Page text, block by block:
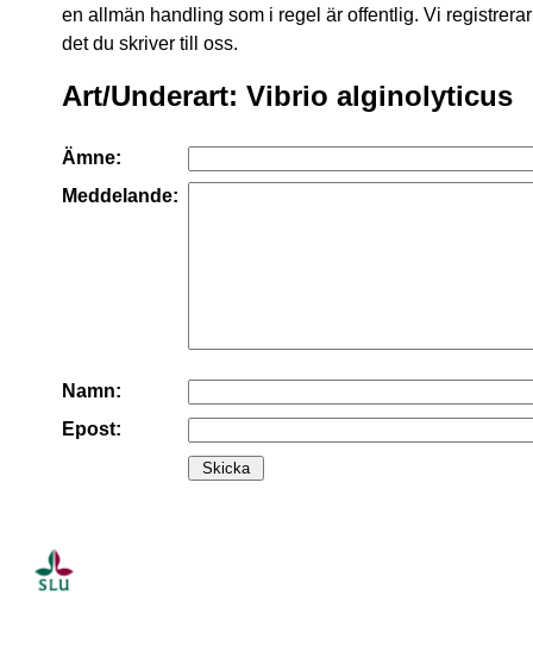
en allmän handling som i regel är offentlig. Vi
det du skriver till oss.
Art/Underart: Vibrio alginolyticus
Ämne:
Meddelande:
Namn:
Epost: